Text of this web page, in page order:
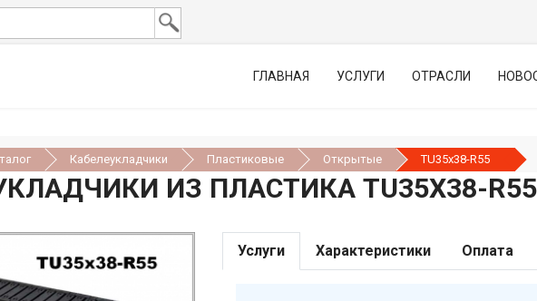
ГЛАВНАЯ УСЛУГИ ОТРАСЛИ
Кабелеукладчики Пластиковые Открытые TU35x38-R55
ИЗ ПЛАСТИКА TU35X38-R55
Услуги Характеристики Оплата